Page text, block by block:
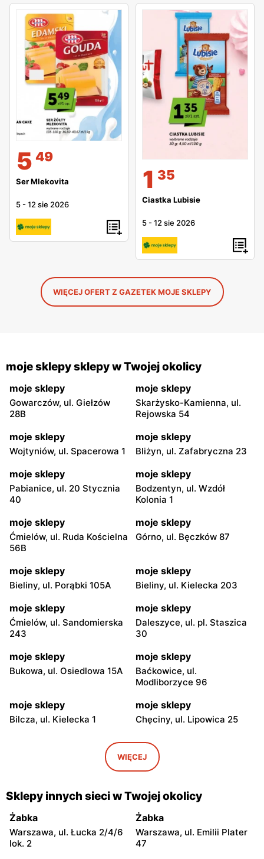
5 49
Ser Mlekovita
5 -12 sie 2026
1 35
Ciastka Lubisie
5 -12 sie 2026
WIĘCEJ OFERT Z GAZETEK MOJE SKLEPY
moje sklepy sklepy w Twojej okolicy
moje sklepy
Gowarczów, ul. Giełzów
28B
moje sklepy
Skarżysko-Kamienna, ul.
Rejowska 54
moje sklepy
Wojtyniów, ul. Spacerowa 1
moje sklepy
Bliżyn, ul. Zafabryczna 23
moje sklepy
Pabianice, ul. 20 Stycznia
40
moje sklepy
Bodzentyn, ul. Wzdół
Kolonia 1
moje sklepy
Ćmielów, ul. Ruda Kościelna
56B
moje sklepy
Górno, ul. Bęczków 87
moje sklepy
Bieliny, ul. Porąbki 105A
moje sklepy
Bieliny, ul. Kielecka 203
moje sklepy
Ćmielów, ul. Sandomierska
243
moje sklepy
Daleszyce, ul. pl. Staszica
30
moje sklepy
Bukowa, ul. Osiedlowa 15A
moje sklepy
Baćkowice, ul.
Modliborzyce 96
moje sklepy
Bilcza, ul. Kielecka 1
moje sklepy
Chęciny, ul. Lipowica 25
Iwaniska, ul. Ujazdowska 5
moje sklepy
Bogoria, ul. Rynek 30
Gorzyce, ul. Szkolna 44 Grębów, ul. Wydrza 180
moje sklepy
Jadachy, ul. Jadachy 111
moje sklepy
Jeżowe, ul. Zalesie 77
WIĘCEJ
Sklepy innych sieci w Twojej okolicy
Żabka
Warszawa, ul. Łucka 2/4/6
lok. 2
Żabka
Warszawa, ul. Emilii Plater
47